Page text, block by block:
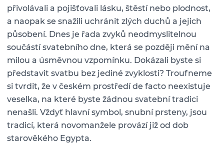
přivolávali a pojišťovali lásku, štěstí nebo plodnost,
a naopak se snažili uchránit zlých duchů a jejich
působení. Dnes je řada zvyků neodmyslitelnou
součástí svatebního dne, která se později mění na
milou a úsměvnou vzpomínku. Dokázali byste si
představit svatbu bez jediné zvyklosti? Troufneme
si tvrdit, že v českém prostředí de facto neexistuje
veselka, na které byste žádnou svatební tradici
nenašli. Vždyť hlavní symbol, snubní prsteny, jsou
tradicí, která novomanžele provází již od dob
starověkého Egypta.